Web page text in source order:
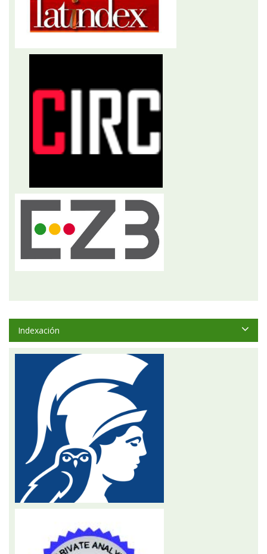
Indexación